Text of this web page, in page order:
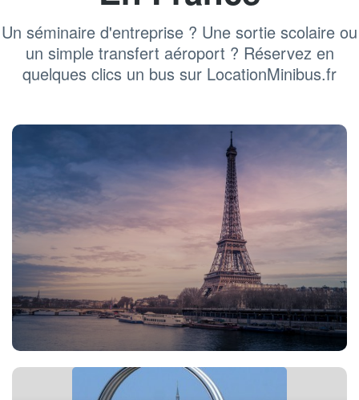
Un séminaire d'entreprise ? Une sortie scolaire ou
un simple transfert aéroport ? Réservez en
quelques clics un bus sur LocationMinibus.fr
Location bus Paris